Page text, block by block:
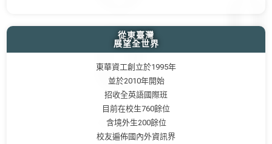
從東臺灣
展望全世界
東華資工創立於1995年
並於2010年開始
招收全英語國際班
目前在校生760餘位
含境外生200餘位
校友遍佈國內外資訊界